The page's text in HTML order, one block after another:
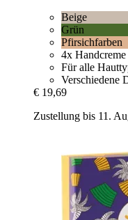
Beige
Grün
Pfirsichfarben
4x Handcreme
Für alle
Verschiedene
€ 19,69
Zustellung bis 11.